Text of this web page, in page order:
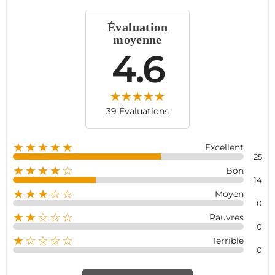
Évaluation
moyenne
4.6
39 Évaluations
★★★★★ Excellent
25
★★★★☆ Bon
14
★★★☆☆ Moyen
0
★★☆☆☆ Pauvres
0
★☆☆☆☆ Terrible
0